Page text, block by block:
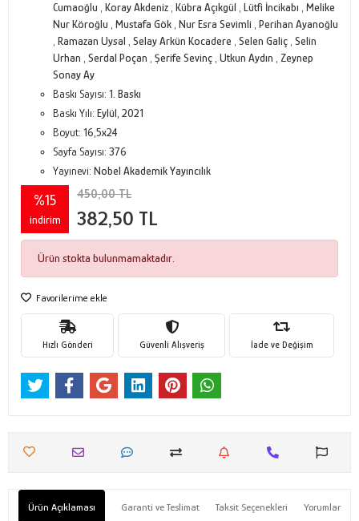
Cumaoğlu
Koray Akdeniz Kübra Açıkgül Lütfi İncikabı
Melike
Nur Köroğlu
Mustafa Gök Nur Esra Sevimli
Perihan Ayanoğlu
Ramazan Uysal Selay Arkün Kocadere Selen Galiç Selin
Urhan
Serdal Poçan Şerife Sevinç Utkun Aydın
Zeynep
Sonay Ay
Baskı Sayısı: 1. Baskı
Baskı Yılı: Eylül, 2021
Boyut: 16,5x24
Sayfa Sayısı: 376
Yayınevi: Nobel Akademik Yayıncılık
%15
indirim
450,00 TL
382,50 TL
Ürün stokta bulunmamaktadır.
Favorilerime ekle
Hızlı Gönderi Güvenli Alışveriş İade ve Değişim
Ürün Açıklaması Garanti ve Teslimat Taksit Seçenekleri Yorumlar